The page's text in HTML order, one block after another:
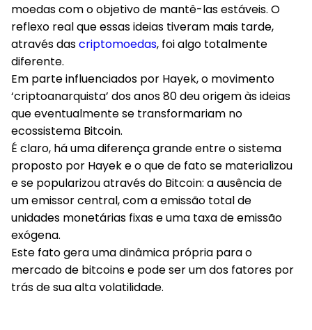
moedas com o objetivo de mantê-las estáveis. O
reflexo real que essas ideias tiveram mais tarde,
através dascriptomoedas, foi algo totalmente
diferente.
Em parte influenciados por Hayek, o movimento
‘criptoanarquista’ dos anos 80 deu origem às ideias
que eventualmente se transformariam no
ecossistema Bitcoin.
É claro, há uma diferença grande entre o sistema
proposto por Hayek e o que de fato se materializou
e se popularizou através do Bitcoin: a ausência de
um emissor central, com a emissão total de
unidades monetárias fixas e uma taxa de emissão
exógena.
Este fato gera uma dinâmica própria para o
mercado de bitcoins e pode ser um dos fatores por
trás de sua alta volatilidade.